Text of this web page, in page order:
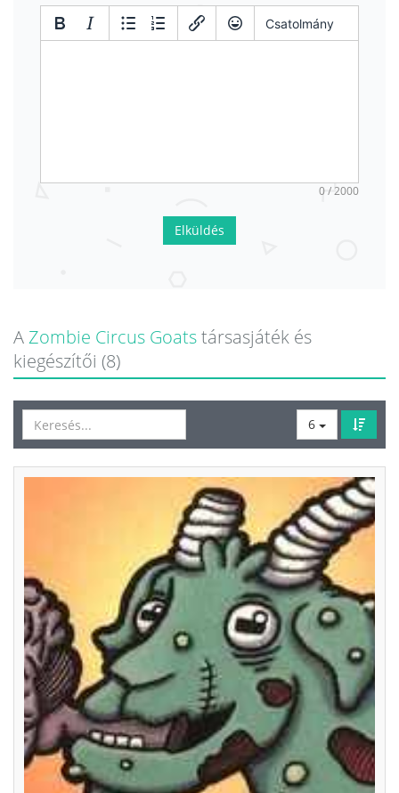
Csatolmány
0 / 2000
Elküldés
AZombie Circus Goatstársasjáték és
kiegészítői (8)
6